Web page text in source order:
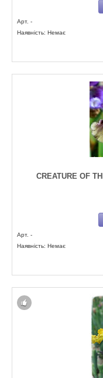
Арт. -
Наявність: Немає
CREATURE OF
Арт. -
Наявність: Немає